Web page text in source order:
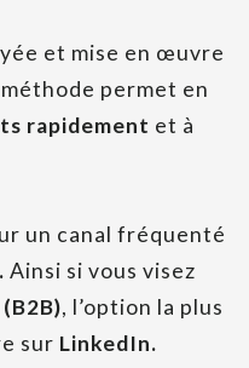
et mise en œuvre
permet en
rapidement et à
un canal fréquenté
Ainsi si vous visez
, l’option la plus
sur LinkedIn.